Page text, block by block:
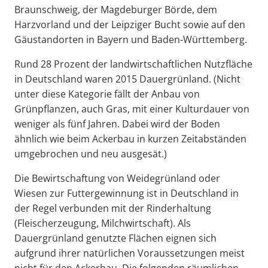
Braunschweig, der Magdeburger Börde, dem
Harzvorland und der Leipziger Bucht sowie auf den
Gäustandorten in Bayern und Baden-Württemberg.
Rund 28 Prozent der landwirtschaftlichen Nutzfläche
in Deutschland waren 2015 Dauergrünland. (Nicht
unter diese Kategorie fällt der Anbau von
Grünpflanzen, auch Gras, mit einer Kulturdauer von
weniger als fünf Jahren. Dabei wird der Boden
ähnlich wie beim Ackerbau in kurzen Zeitabständen
umgebrochen und neu ausgesät.)
Die Bewirtschaftung von Weidegrünland oder
Wiesen zur Futtergewinnung ist in Deutschland in
der Regel verbunden mit der Rinderhaltung
(Fleischerzeugung, Milchwirtschaft). Als
Dauergrünland genutzte Flächen eignen sich
aufgrund ihrer natürlichen Voraussetzungen meist